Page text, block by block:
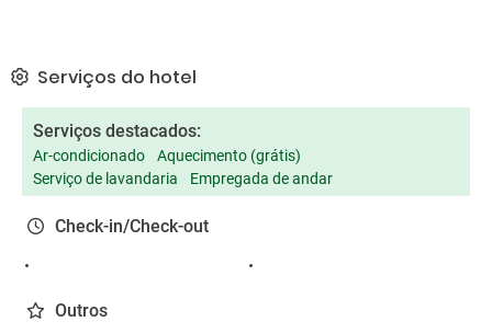
Serviços do hotel
Serviços destacados:
Ar-condicionado
Aquecimento (grátis)
Serviço de lavandaria
Empregada de andar
Check-in/Check-out
Outros